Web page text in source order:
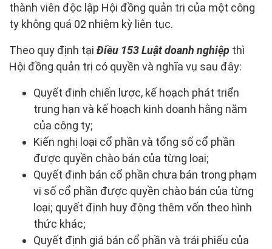
thành viên độc lập Hội đồng quản trị của một công
ty không quá 02 nhiệm kỳ liên tục.
Theo quy định tại Điều 153 Luật doanh nghiệp thì
Hội đồng quản trị có quyền và nghĩa vụ sau đây:
Quyết định chiến lược, kế hoạch phát triển
trung hạn và kế hoạch kinh doanh hằng năm
của công ty;
Kiến nghị loại cổ phần và tổng số cổ phần
được quyền chào bán của từng loại;
Quyết định bán cổ phần chưa bán trong phạm
vi số cổ phần được quyền chào bán của từng
loại; quyết định huy động thêm vốn theo hình
thức khác;
Quyết định giá bán cổ phần và trái phiếu của